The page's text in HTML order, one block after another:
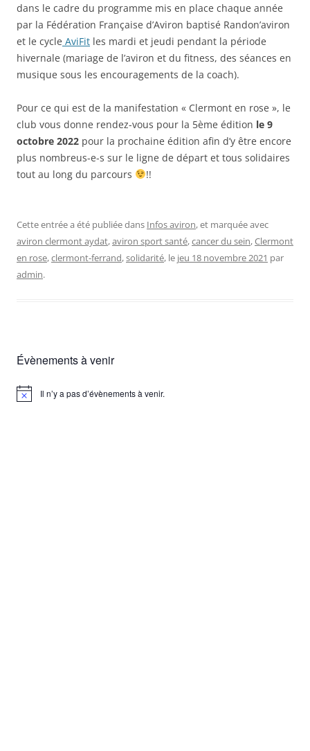
dans le cadre du programme mis en place chaque année
par la Fédération Française d’Aviron baptisé Randon’aviron
et le cycle AviFit les mardi et jeudi pendant la période
hivernale (mariage de l’aviron et du fitness, des séances en
musique sous les encouragements de la coach).
Pour ce qui est de la manifestation « Clermont en rose », le
club vous donne rendez-vous pour la 5ème édition le 9
octobre 2022 pour la prochaine édition afin d’y être encore
plus nombreus-e-s sur le ligne de départ et tous solidaires
tout au long du parcours
!!
Cette entrée a été publiée dans Infos aviron, et marquée avec
aviron clermont aydat,aviron sport santé,cancer du sein,Clermont
en rose,clermont-ferrand,solidarité, le jeu 18 novembre 2021 par
admin.
Évènements à venir
Notice Il n’y a pas d’évènements à venir.